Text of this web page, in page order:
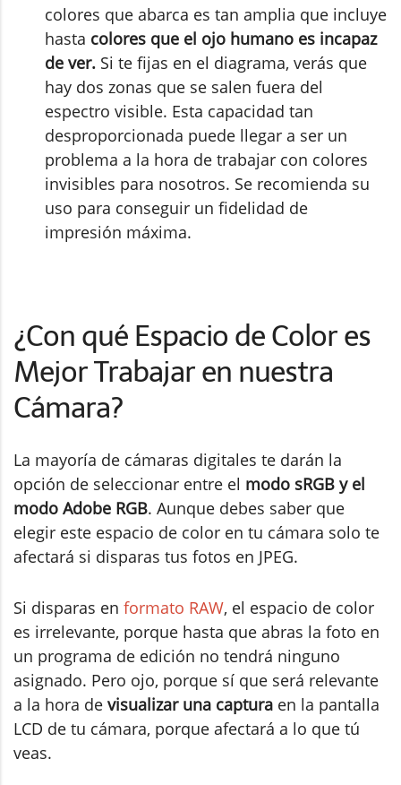
colores que abarca es tan amplia que incluye
hasta colores que el ojo humano es incapaz
de ver. Si te fijas en el diagrama, verás que
hay dos zonas que se salen fuera del
espectro visible. Esta capacidad tan
desproporcionada puede llegar a ser un
problema a la hora de trabajar con colores
invisibles para nosotros. Se recomienda su
uso para conseguir un fidelidad de
impresión máxima.
¿Con qué Espacio de Color es
Mejor Trabajar en nuestra
Cámara?
La mayoría de cámaras digitales te darán la
opción de seleccionar entre el modo sRGB y el
modo Adobe RGB. Aunque debes saber que
elegir este espacio de color en tu cámara solo te
afectará si disparas tus fotos en JPEG.
Si disparas en formato RAW, el espacio de color
es irrelevante, porque hasta que abras la foto en
un programa de edición no tendrá ninguno
asignado. Pero ojo, porque sí que será relevante
a la hora de visualizar una captura en la pantalla
LCD de tu cámara, porque afectará a lo que tú
veas.